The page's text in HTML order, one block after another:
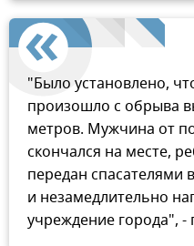
"Было установлено,
произошло с обрыва
метров. Мужчина от
скончался на месте,
передан спасателями
и незамедлительно
учреждение города",